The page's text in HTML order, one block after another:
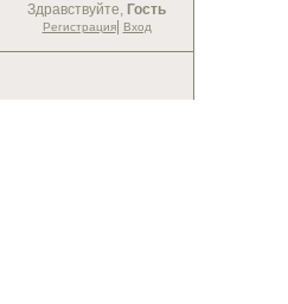
Здравствуйте, Гость
Регистрация| Вход